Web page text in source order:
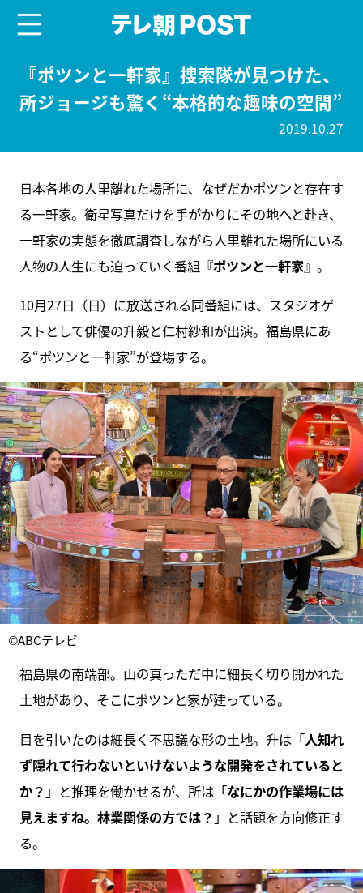
『ポツンと一軒家』捜索隊が見つけた、
所ジョージも驚く“本格的な趣味の空間”
2019.10.27
日本各地の人里離れた場所に、なぜだかポツンと存在す
る一軒家。衛星写真だけを手がかりにその地へと赴き、
一軒家の実態を徹底調査しながら人里離れた場所にいる
人物の人生にも迫っていく番組『ポツンと一軒家』。
10月27日（日）に放送される同番組には、スタジオゲ
ストとして俳優の升毅と仁村紗和が出演。福島県にあ
る“ポツンと一軒家”が登場する。
©ABCテレビ
福島県の南端部。山の真っただ中に細長く切り開かれた
土地があり、そこにポツンと家が建っている。
目を引いたのは細長く不思議な形の土地。升は「人知れ
ず隠れて行わないといけないような開発をされていると
か？ 」と推理を働かせるが、所は「なにかの作業場には
見えますね。林業関係の方では？ 」と話題を方向修正す
る。